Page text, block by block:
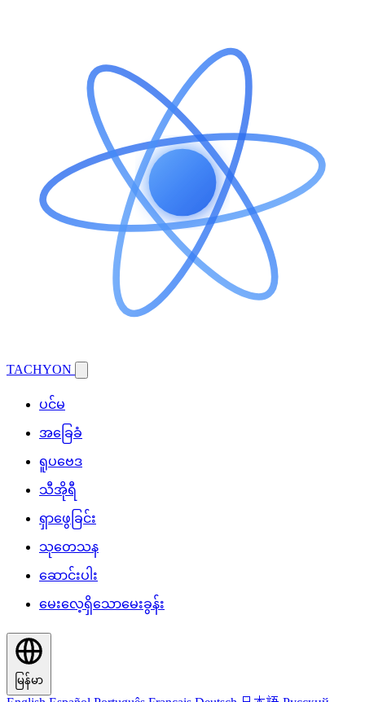
TACHYON
ပင်မ
အခြေခံ
ရူပဗေဒ
သီအိုရီ
ရှာဖွေခြင်း
သုတေသန
ဆောင်းပါး
မေးလေ့ရှိသောမေးခွန်း
မြန်မာ